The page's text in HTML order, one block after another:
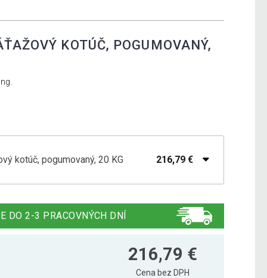
KOTÚČ, POGUMOVANÝ,
kotúč, pogumovaný, 20 KG 216,79 €
kotúč, pogumovaný, 15 KG 164,30 €
DO 2-3 PRACOVNÝCH DNÍ
216,79 €
Cena bez DPH